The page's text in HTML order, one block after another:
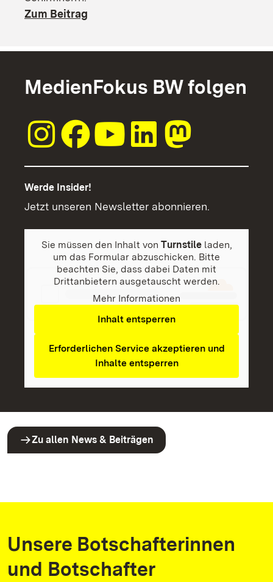
Zum Beitrag
MedienFokus BW folgen
Werde Insider!
Jetzt unseren Newsletter abonnieren.
Sie müssen den Inhalt von Turnstileladen,
um das Formular abzuschicken. Bitte
beachten Sie, dass dabei Daten mit
Drittanbietern ausgetauscht werden.
Mehr Informationen
Inhalt entsperren
Erforderlichen Service akzeptieren und
Inhalte entsperren
Zu allen News & Beiträgen
Unsere Botschafterinnen
und Botschafter